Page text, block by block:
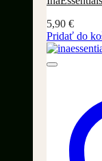
5,90 €
Pridať do